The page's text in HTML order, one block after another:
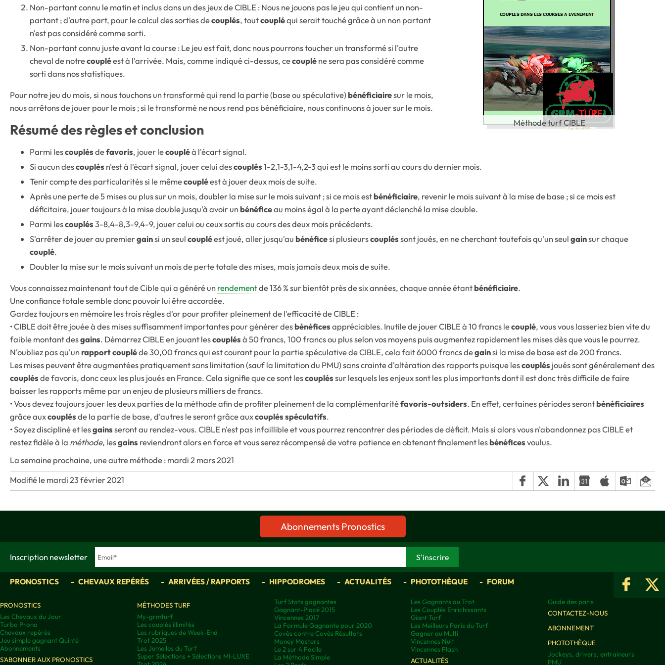
Méthode turf CIBLE
Non-partant connu le matin et inclus dans un des jeux de CIBLE : Nous ne jouons pas le jeu qui contient un non-
partant ; d'autre part, pour le calcul des sorties decouplés, toutcoupléqui serait touché grâce à un non partant
n'est pas considéré comme sorti.
Non-partant connu juste avant la course : Le jeu est fait, donc nous pourrons toucher un transformé si l'autre
cheval de notrecoupléest à l'arrivée. Mais, comme indiqué ci-dessus, cecoupléne sera pas considéré comme
sorti dans nos statistiques.
Pour notre jeu du mois, si nous touchons un transformé qui rend la partie (base ou spéculative)bénéficiairesur le mois,
nous arrêtons de jouer pour le mois ; si le transformé ne nous rend pas bénéficiaire, nous continuons à jouer sur le mois.
Résumé des règles et conclusion
Parmi lescouplésdefavoris, jouer lecoupléà l'écart signal.
Si aucun descouplés n'est à l'écart signal, jouer celui descouplés1-2,1-3,1-4,2-3 qui est le moins sorti au cours du dernier mois.
Tenir compte des particularités si le mêmecoupléest à jouer deux mois de suite.
Après une perte de 5 mises ou plus sur un mois, doubler la mise sur le mois suivant ; si ce mois estbénéficiaire, revenir le mois suivant à la mise de base ; si ce mois est
déficitaire, jouer toujours à la mise double jusqu'à avoir unbénéficeau moins égal à la perte ayant déclenché la mise double.
Parmi lescouplés3-8,4-8,3-9,4-9, jouer celui ou ceux sortis au cours des deux mois précédents.
S'arrêter de jouer au premiergainsi un seulcoupléest joué, aller jusqu'au bénéficesi plusieurscoupléssont joués, en ne cherchant toutefois qu'un seulgainsur chaque
couplé.
Doubler la mise sur le mois suivant un mois de perte totale des mises, mais jamais deux mois de suite.
Vous connaissez maintenant tout de Cible qui a généré unrendementde 136 % sur bientôt près de six années, chaque année étantbénéficiaire.
Une confiance totale semble donc pouvoir lui être accordée.
Gardez toujours en mémoire les trois règles d'or pour profiter pleinement de l'efficacité de CIBLE :
• CIBLE doit être jouée à des mises suffisamment importantes pour générer desbénéficesappréciables. Inutile de jouer CIBLE à 10 francs lecouplé, vous vous lasseriez bien vite du
faible montant desgains. Démarrez CIBLE en jouant lescouplésà 50 francs, 100 francs ou plus selon vos moyens puis augmentez rapidement les mises dès que vous le pourrez.
N'oubliez pas qu'unrapport coupléde 30,00 francs qui est courant pour la partie spéculative de CIBLE, cela fait 6000 francs degainsi la mise de base est de 200 francs.
Les mises peuvent être augmentées pratiquement sans limitation (sauf la limitation du PMU) sans crainte d'altération des rapports puisque lescouplés joués sont généralement des
couplésde favoris, donc ceux les plus joués en France. Cela signifie que ce sont lescoupléssur lesquels les enjeux sont les plus importants dont il est donc très difficile de faire
baisser les rapports même par un enjeu de plusieurs milliers de francs.
• Vous devez toujours jouer les deux parties de la méthode afin de profiter pleinement de la complémentaritéfavoris-outsiders. En effet, certaines périodes serontbénéficiaires
grâce auxcouplésde la partie de base, d'autres le seront grâce auxcouplés spéculatifs.
• Soyez discipliné et lesgainsseront au rendez-vous. CIBLE n'est pas infaillible et vous pourrez rencontrer des périodes de déficit. Mais si alors vous n'abandonnez pas CIBLE et
restez fidèle à la méthode, lesgains reviendront alors en force et vous serez récompensé de votre patience en obtenant finalement lesbénéficesvoulus.
La semaine prochaine, une autre méthode : mardi 2 mars 2021
Modifié le mardi 23 février 2021
Abonnements Pronostics
Inscription newsletter
PRONOSTICS CHEVAUX REPÉRÉS ARRIVÉES / RAPPORTS HIPPODROMES ACTUALITÉS PHOTOTHÈQUE FORUM
PRONOSTICS
Les Chevaux du Jour
Turbo Prono
Chevaux repérés
Jeu simple gagnant Quinté
Abonnements
S'ABONNER AUX PRONOSTICS
MÉTHODES TURF
My-grmturf
Les couplés illimités
Les rubriques de Week-End
Trot 2025
Les Jumelles du Turf
Super Sélections + Sélections MI-LUXE
Turf Stats gagnantes
Gagnant-Placé 2015
Vincennes 2017
La Formule Gagnante pour 2020
Covès contre Covès Résultats
Money Masters
Le 2 sur 4 Facile
La Méthode Simple
Les Gagnants au Trot
Les Couplés Enrichissants
Giant Turf
Les Meilleurs Paris du Turf
Gagner au Multi
Vincennes Nuit
Vincennes Flash
ACTUALITÉS
Guide des paris
CONTACTEZ-NOUS
ABONNEMENT
PHOTOTHÈQUE
Jockeys, drivers, entraineurs
PMU